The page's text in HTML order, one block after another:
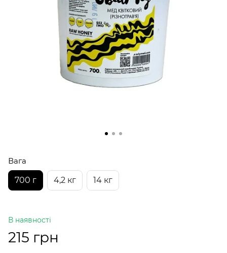
Вага
700 г
4,2 кг 14 кг
В наявності
215 грн